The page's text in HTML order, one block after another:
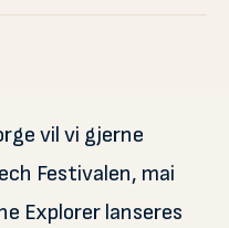
vil vi gjerne
Festivalen, mai
Explorer lanseres